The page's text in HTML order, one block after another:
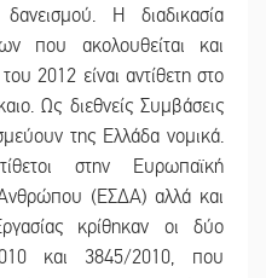
Η διαδικασία
που ακολουθείται και
2012 είναι αντίθετη στο
Ως διεθνείς Συμβάσεις
της Ελλάδα νομικά.
στην Ευρωπαϊκή
(ΕΣΔΑ) αλλά και
κρίθηκαν οι δύο
και 3845/2010, που